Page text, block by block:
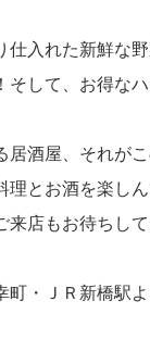
入れた新鮮な
して、お得な
酒屋、それが
とお酒を楽しん
店もお待ちして
・ＪＲ新橋駅よ